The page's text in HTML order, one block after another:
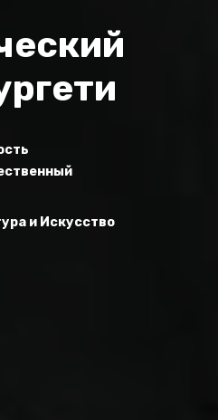
и Искусство